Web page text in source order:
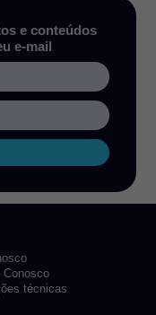
e conteúdos
e-mail
Conosco
técnicas